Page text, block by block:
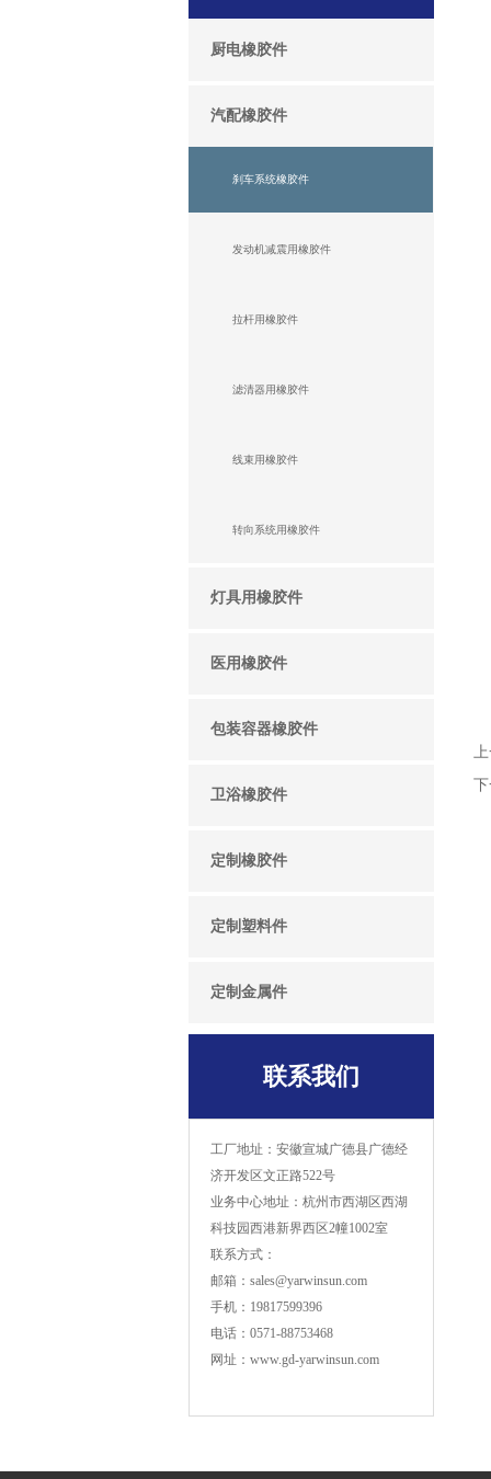
厨电橡胶件
汽配橡胶件
刹车系统橡胶件
发动机减震用橡胶件
拉杆用橡胶件
滤清器用橡胶件
线束用橡胶件
转向系统用橡胶件
灯具用橡胶件
医用橡胶件
包装容器橡胶件
卫浴橡胶件
定制橡胶件
定制塑料件
定制金属件
联系我们
工厂地址：安徽宣城广德县广德经
济开发区文正路522号
业务中心地址：杭州市西湖区西湖
科技园西港新界西区2幢1002室
联系方式：
邮箱：sales@yarwinsun.com
手机：19817599396
电话：0571-88753468
网址：www.gd-yarwinsun.com